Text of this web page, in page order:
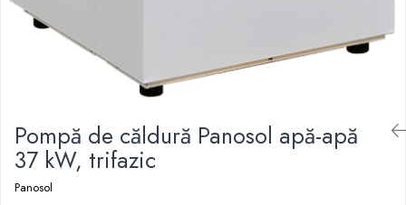
Pompă de căldură Panosol apă-apă
37 kW, trifazic
Panosol